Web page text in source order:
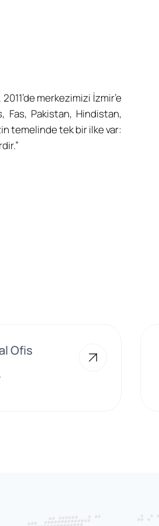
merkezimizi İzmir’e
Fas, Pakistan, Hindistan,
temelinde tek bir ilke var:
Ofis